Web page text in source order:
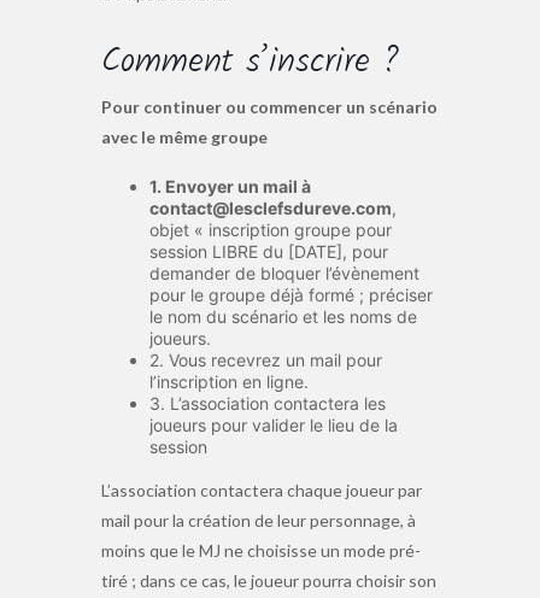
Comment s’inscrire ?
Pour continuer ou commencer un scénario
avec le même groupe
1. Envoyer un mail à
contact@lesclefsdureve.com,
objet « inscription groupe pour
session LIBRE du [DATE], pour
demander de bloquer l’évènement
pour le groupe déjà formé ; préciser
le nom du scénario et les noms de
joueurs.
2. Vous recevrez un mail pour
l’inscription en ligne.
3. L’association contactera les
joueurs pour valider le lieu de la
session
L’association contactera chaque joueur par
mail pour la création de leur personnage, à
moins que le MJ ne choisisse un mode pré-
tiré ; dans ce cas, le joueur pourra choisir son